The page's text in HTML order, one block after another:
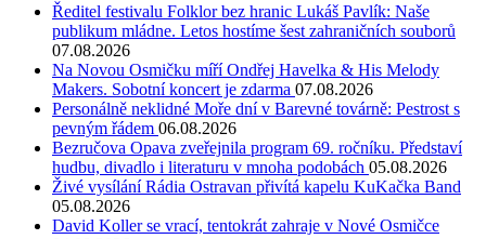
Ředitel festivalu Folklor bez hranic Lukáš Pavlík: Naše
publikum mládne. Letos hostíme šest zahraničních souborů
07.08.2026
Na Novou Osmičku míří Ondřej Havelka & His Melody
Makers. Sobotní koncert je zdarma 07.08.2026
Personálně neklidné Moře dní v Barevné továrně: Pestrost s
pevným řádem 06.08.2026
Bezručova Opava zveřejnila program 69. ročníku. Představí
hudbu, divadlo i literaturu v mnoha podobách 05.08.2026
Živé vysílání Rádia Ostravan přivítá kapelu KuKačka Band
05.08.2026
David Koller se vrací, tentokrát zahraje v Nové Osmičce